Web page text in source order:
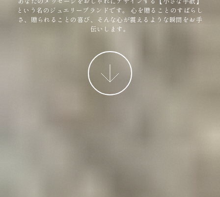
という名のジュエリーブランドです。
心を贈ることのすばらし
さ、贈られることの喜び、そんな心が震えるような瞬間をお手
伝いします。